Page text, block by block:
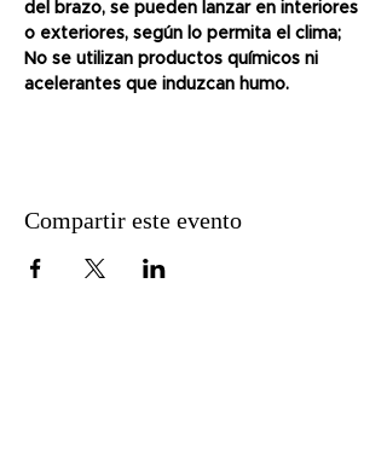
del brazo, se pueden lanzar en interiores
o exteriores, según lo permita el clima;
No se utilizan productos químicos ni
acelerantes que induzcan humo.
Compartir este evento